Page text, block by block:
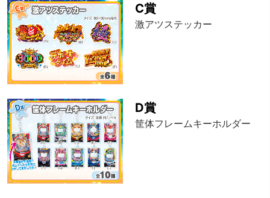
C賞
激アツステッカー
D賞
筐体フレームキーホルダー